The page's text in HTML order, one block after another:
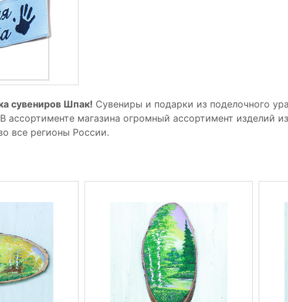
сувениров Шпак! Сувениры и подарки из поделочного
магазина огромный ассортимент изделий
все регионы России.